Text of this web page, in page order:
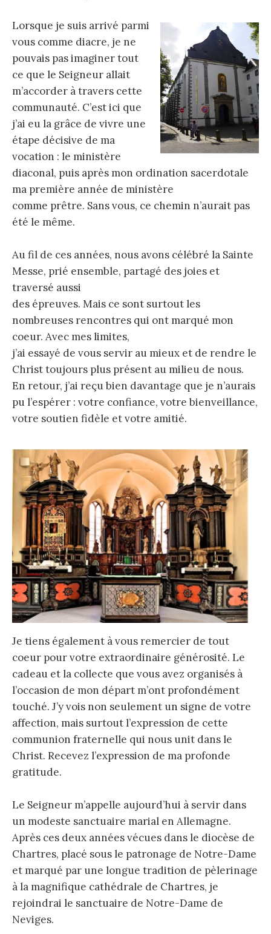
Lorsque je suis arrivé parmi
vous comme diacre, je ne
pouvais pas imaginer tout
ce que le Seigneur allait
m’accorder à travers cette
communauté. C’est ici que
j’ai eu la grâce de vivre une
étape décisive de ma
vocation : le ministère
diaconal, puis après mon ordination sacerdotale
ma première année de ministère
comme prêtre. Sans vous, ce chemin n’aurait pas
été le même.
Au fil de ces années, nous avons célébré la Sainte
Messe, prié ensemble, partagé des joies et
traversé aussi
des épreuves. Mais ce sont surtout les
nombreuses rencontres qui ont marqué mon
coeur. Avec mes limites,
j’ai essayé de vous servir au mieux et de rendre le
Christ toujours plus présent au milieu de nous.
En retour, j’ai reçu bien davantage que je n’aurais
pu l’espérer : votre confiance, votre bienveillance,
votre soutien fidèle et votre amitié.
Je tiens également à vous remercier de tout
coeur pour votre extraordinaire générosité. Le
cadeau et la collecte que vous avez organisés à
l’occasion de mon départ m’ont profondément
touché. J’y vois non seulement un signe de votre
affection, mais surtout l’expression de cette
communion fraternelle qui nous unit dans le
Christ. Recevez l’expression de ma profonde
gratitude.
Le Seigneur m’appelle aujourd’hui à servir dans
un modeste sanctuaire marial en Allemagne.
Après ces deux années vécues dans le diocèse de
Chartres, placé sous le patronage de Notre-Dame
et marqué par une longue tradition de pèlerinage
à la magnifique cathédrale de Chartres, je
rejoindrai le sanctuaire de Notre-Dame de
Neviges.